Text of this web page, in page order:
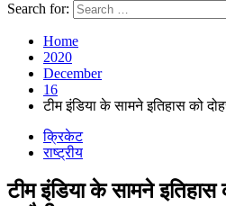
Search for:
Home
2020
December
16
टीम इंडिया के सामने इतिहास को
क्रिकेट
राष्ट्रीय
टीम इंडिया के सामने इतिहास